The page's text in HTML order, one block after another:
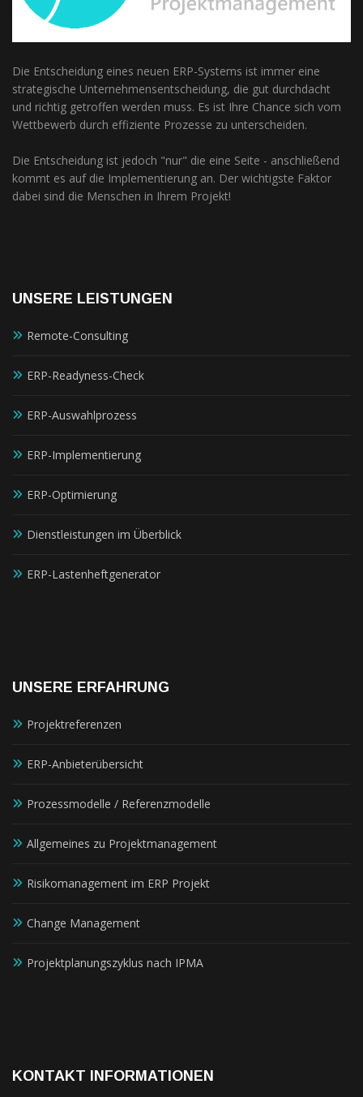
Die Entscheidung eines neuen ERP-Systems ist immer eine
strategische Unternehmensentscheidung, die gut durchdacht
und richtig getroffen werden muss. Es ist Ihre Chance sich vom
Wettbewerb durch effiziente Prozesse zu unterscheiden.
Die Entscheidung ist jedoch "nur" die eine Seite - anschließend
kommt es auf die Implementierung an. Der wichtigste Faktor
dabei sind die Menschen in Ihrem Projekt!
UNSERE LEISTUNGEN
Remote-Consulting
ERP-Readyness-Check
ERP-Auswahlprozess
ERP-Implementierung
ERP-Optimierung
Dienstleistungen im Überblick
ERP-Lastenheftgenerator
UNSERE ERFAHRUNG
Projektreferenzen
ERP-Anbieterübersicht
Prozessmodelle / Referenzmodelle
Allgemeines zu Projektmanagement
Risikomanagement im ERP Projekt
Change Management
Projektplanungszyklus nach IPMA
KONTAKT INFORMATIONEN